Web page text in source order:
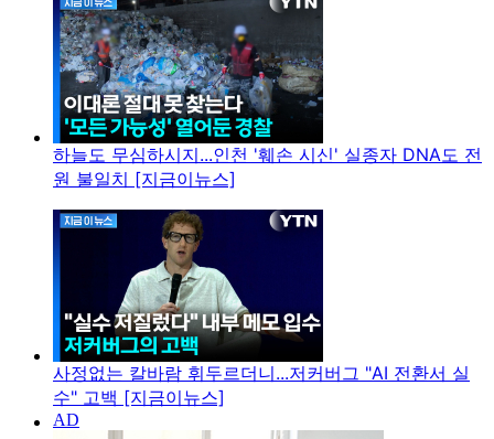
하늘도 무심하시지...인천 '훼손 시신' 실종자 DNA도 전
원 불일치 [지금이뉴스]
사정없는 칼바람 휘두르더니...저커버그 "AI 전환서 실
수" 고백 [지금이뉴스]